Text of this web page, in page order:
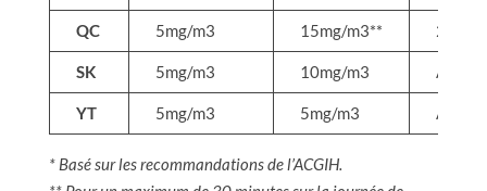
QC 5mg/m3 15mg/m3** 25mg/
SK 5mg/m3 10mg/m3
YT 5mg/m3 5mg/m3
* Basé sur les recommandations de l’ACGIH.